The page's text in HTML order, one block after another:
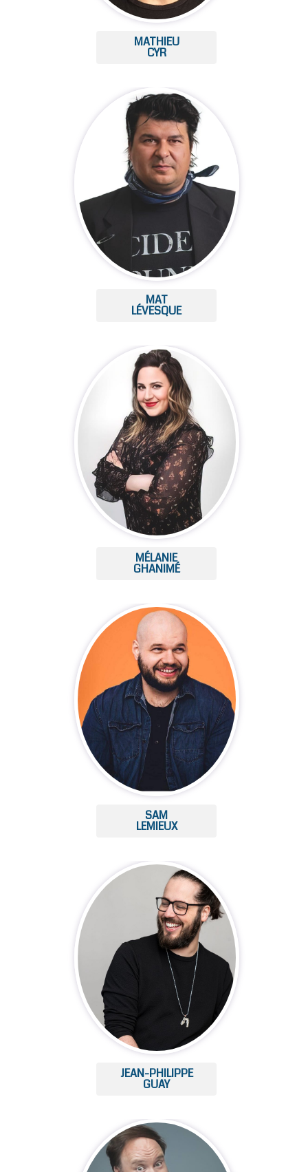
MATHIEU
CYR
MAT
LÉVESQUE
MÉLANIE
GHANIMÉ
SAM
LEMIEUX
JEAN-PHILIPPE
GUAY